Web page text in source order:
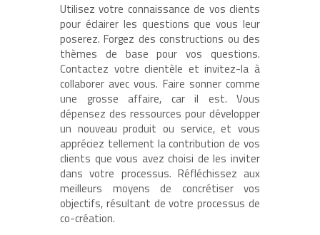
Utilisez votre connaissance de vos clients
pour éclairer les questions que vous leur
poserez. Forgez des constructions ou des
thèmes de base pour vos questions.
Contactez votre clientèle et invitez-la à
collaborer avec vous. Faire sonner comme
une grosse affaire, car il est. Vous
dépensez des ressources pour développer
un nouveau produit ou service, et vous
appréciez tellement la contribution de vos
clients que vous avez choisi de les inviter
dans votre processus. Réfléchissez aux
meilleurs moyens de concrétiser vos
objectifs, résultant de votre processus de
co-création.